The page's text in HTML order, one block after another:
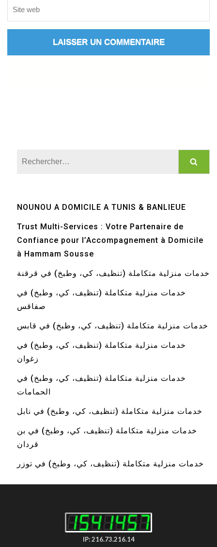
NOUNOU A DOMICILE A TUNIS & BANLIEUE
Trust Multi-Services : Votre Partenaire de
Confiance pour l’Accompagnement à Domicile
à Hammam Sousse
خدمات منزلية متكاملة (تنظيف، كي، وطبخ) في قرقنة
خدمات منزلية متكاملة (تنظيف، كي، وطبخ) في
صفاقس
خدمات منزلية متكاملة (تنظيف، كي، وطبخ) في قابس
خدمات منزلية متكاملة (تنظيف، كي، وطبخ) في
زغوان
خدمات منزلية متكاملة (تنظيف، كي، وطبخ) في
الحمامات
خدمات منزلية متكاملة (تنظيف، كي، وطبخ) في نابل
خدمات منزلية متكاملة (تنظيف، كي، وطبخ) في بن
قردان
خدمات منزلية متكاملة (تنظيف، كي، وطبخ) في توزر
IP: 216.73.216.14